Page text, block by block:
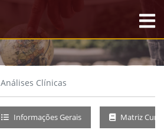
Análises Clínicas
Informações Gerais Matriz